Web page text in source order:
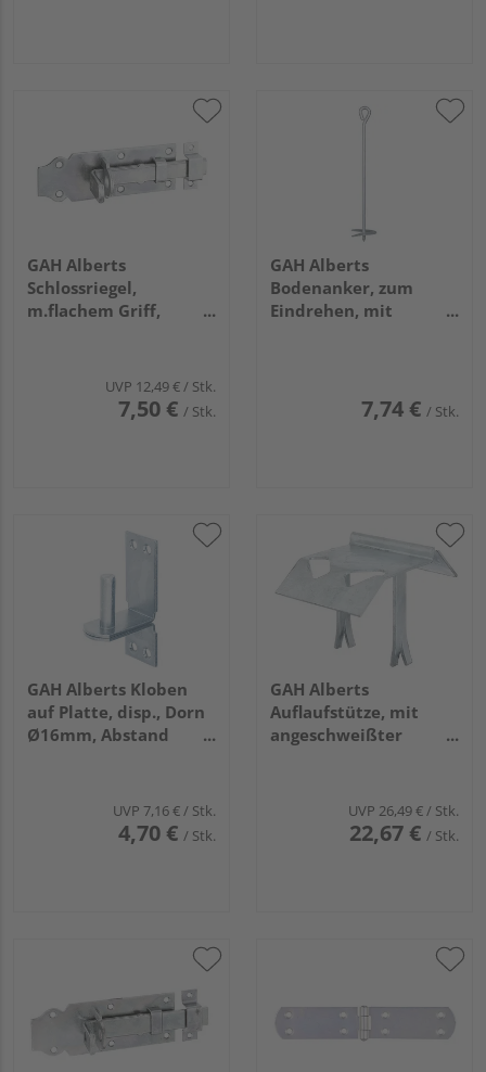
GAH Alberts
Schlossriegel,
m.flachem Griff,
LxB120x44mm
UVP 12,49 €/ Stk.
7,50 € / Stk.
GAH Alberts
Bodenanker, zum
Eindrehen, mit
7,74 € / Stk.
GAH Alberts Kloben
auf Platte, disp., Dorn
Ø16mm, Abstand
UVP 7,16 €/ Stk.
4,70 € / Stk.
GAH Alberts
Auflaufstütze, mit
angeschweißter
UVP 26,49 €/ Stk.
22,67 € / Stk.